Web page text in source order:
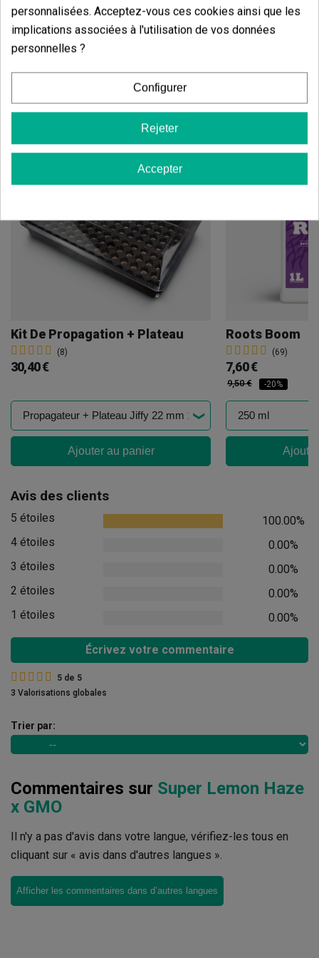
Vous aimerez aussi
Kit De Propagation + Plateau
(8)
30,40 €
Ajouter au panier
Roots Boom
(69)
7,60 €
9,50 € -20%
Avis des clients
5 étoiles
100.00%
4 étoiles
0.00%
3 étoiles
0.00%
2 étoiles
0.00%
1 étoiles
0.00%
Écrivez votre commentaire
5 de 5
3 Valorisations globales
Trier par:
Commentaires sur Super Lemon Haze
x GMO
Il n'y a pas d'avis dans votre langue, vérifiez-les tous en
cliquant sur « avis dans d'autres langues ».
Afficher les commentaires dans d’autres langues
personnalisées. Acceptez-vous ces cookies ainsi que les
implications associées à l'utilisation de vos données
personnelles ?
Configurer
Rejeter
Accepter